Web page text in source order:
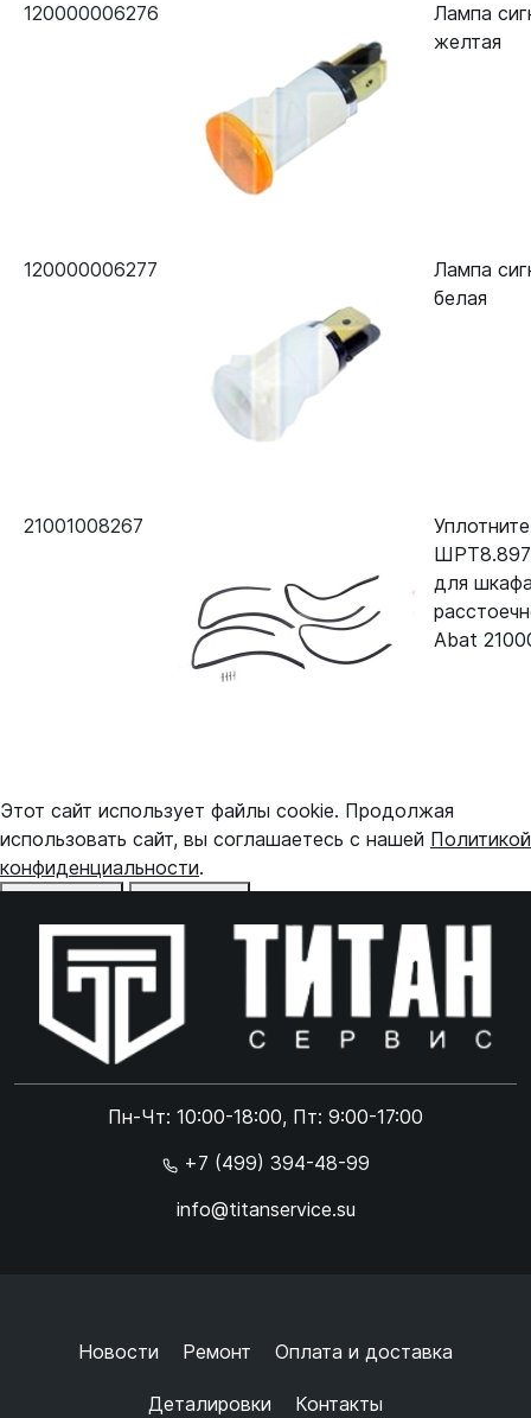
120000006276
Лампа
желтая
120000006277
Лампа
белая
21001008267
для
Abat
Пн-Чт: 10:00-18:00, Пт: 9:00-17:00
+7 (499) 394-48-99
info@titanservice.su
Новости Ремонт Оплата и доставка
Деталировки Контакты
Этот сайт использует файлы cookie. Продолжая
использовать сайт, вы соглашаетесь с нашей Политикой
конфиденциальности.
Online чат
Online чат